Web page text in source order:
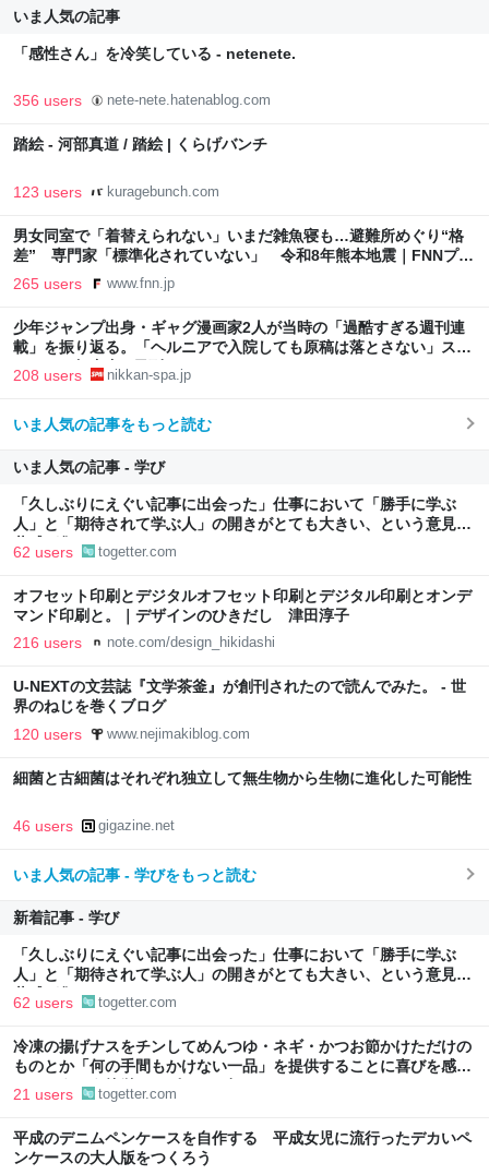
いま人気の記事
「感性さん」を冷笑している - netenete.
356 users nete-nete.hatenablog.com
踏絵 - 河部真道 / 踏絵 | くらげバンチ
123 users kuragebunch.com
男女同室で「着替えられない」いまだ雑魚寝も…避難所めぐり“格
差” 専門家「標準化されていない」 令和8年熊本地震｜FNNプラ
イムオンライン
265 users www.fnn.jp
少年ジャンプ出身・ギャグ漫画家2人が当時の「過酷すぎる週刊連
載」を振り返る。「ヘルニアで入院しても原稿は落とさない」スト
イックな舞台裏 | 日刊SPA!
208 users nikkan-spa.jp
いま人気の記事をもっと読む
いま人気の記事 - 学び
「久しぶりにえぐい記事に出会った」仕事において「勝手に学ぶ
人」と「期待されて学ぶ人」の開きがとても大きい、という意見に
共感が集まる
62 users togetter.com
オフセット印刷とデジタルオフセット印刷とデジタル印刷とオンデ
マンド印刷と。｜デザインのひきだし 津田淳子
216 users note.com/design_hikidashi
U-NEXTの文芸誌『文学茶釜』が創刊されたので読んでみた。 - 世
界のねじを巻くブログ
120 users www.nejimakiblog.com
細菌と古細菌はそれぞれ独立して無生物から生物に進化した可能性
46 users gigazine.net
いま人気の記事 - 学びをもっと読む
新着記事 - 学び
「久しぶりにえぐい記事に出会った」仕事において「勝手に学ぶ
人」と「期待されて学ぶ人」の開きがとても大きい、という意見に
共感が集まる
62 users togetter.com
冷凍の揚げナスをチンしてめんつゆ・ネギ・かつお節かけただけの
ものとか「何の手間もかけない一品」を提供することに喜びを感じ
る…こういう簡単レシピもっと知りたい
21 users togetter.com
平成のデニムペンケースを自作する 平成女児に流行ったデカいペ
ンケースの大人版をつくろう